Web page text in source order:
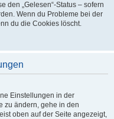
den „Gelesen“-Status – sofern
Wenn du Probleme bei der
du die Cookies löscht.
Einstellungen in der
zu ändern, gehe in den
oben auf der Seite angezeigt,